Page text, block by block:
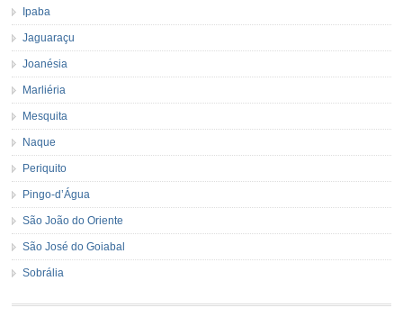
Ipaba
Jaguaraçu
Joanésia
Marliéria
Mesquita
Naque
Periquito
Pingo-d’Água
São João do Oriente
São José do Goiabal
Sobrália